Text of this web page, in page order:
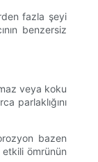
fazla şeyi
benzersiz
veya koku
parlaklığını
bazen
etkili ömrünün